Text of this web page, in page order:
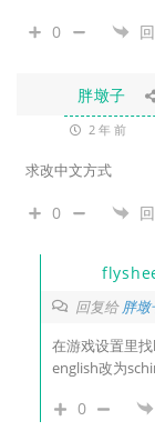
0
胖墩子
2 年 前
求改中文方式
0
回复给 胖墩
在游戏设置里
english改为
0